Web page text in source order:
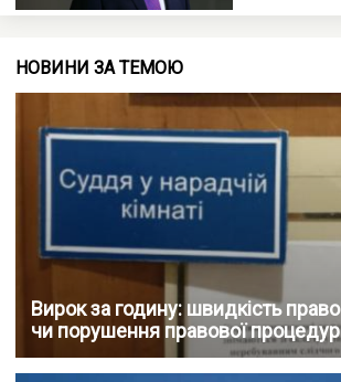
НОВИНИ ЗА ТЕМОЮ
Вирок за годину: швидкість
чи порушення правової